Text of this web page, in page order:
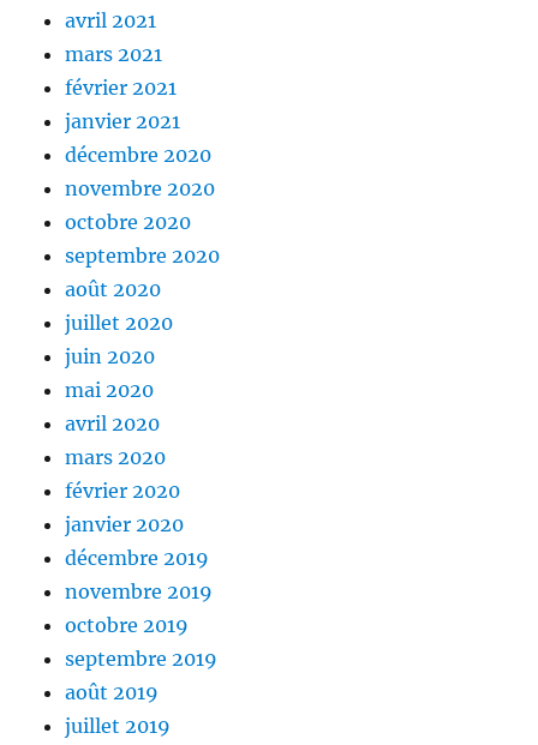
avril 2021
mars 2021
février 2021
janvier 2021
décembre 2020
novembre 2020
octobre 2020
septembre 2020
août 2020
juillet 2020
juin 2020
mai 2020
avril 2020
mars 2020
février 2020
janvier 2020
décembre 2019
novembre 2019
octobre 2019
septembre 2019
août 2019
juillet 2019